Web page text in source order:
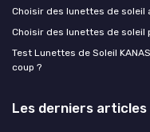
Choisir des lunettes de soleil
Choisir des lunettes de soleil
Test Lunettes de Soleil
coup ?
Les derniers articles